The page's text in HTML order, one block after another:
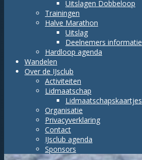
Uitslagen Dobbeloop
Trainingen
Halve Marathon
Uitslag
Deelnemers informatie
Hardloop agenda
Wandelen
Over de IJsclub
Activiteiten
Lidmaatschap
Lidmaatschapskaartjes
Organisatie
Privacyverklaring
Contact
IJsclub agenda
Sponsors